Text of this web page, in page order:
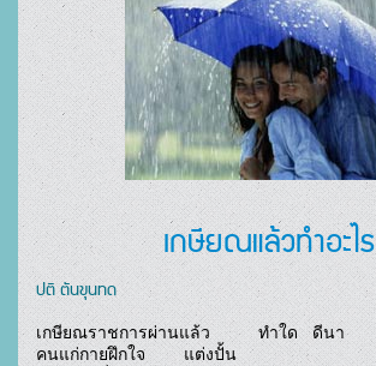
เกษียณแล้วทำอะไร
ปติ ตันขุนทด
เกษียณราชการผ่านแล้ว          ทำใด   ดีนา
คนแก่กายฝึกใจ        แต่งปั้น